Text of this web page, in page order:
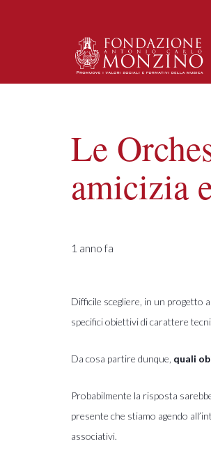
Le
amicizia
1 anno fa
Difficile scegliere, in un progetto
specifici obiettivi di carattere
Da cosa partire dunque, quali
Probabilmente la risposta
presente che stiamo agendo
associativi.